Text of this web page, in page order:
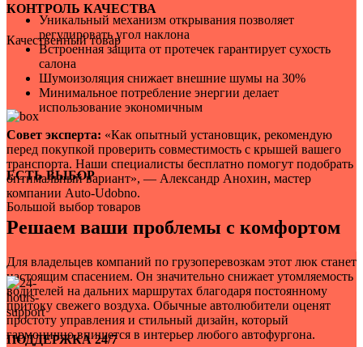
Уникальный механизм открывания позволяет
регулировать угол наклона
Встроенная защита от протечек гарантирует сухость
салона
Шумоизоляция снижает внешние шумы на 30%
Минимальное потребление энергии делает
использование экономичным
Совет эксперта: «Как опытный установщик, рекомендую
перед покупкой проверить совместимость с крышей вашего
транспорта. Наши специалисты бесплатно помогут подобрать
оптимальный вариант», — Александр Анохин, мастер
компании Auto-Udobno.
Решаем ваши проблемы с комфортом
Для владельцев компаний по грузоперевозкам этот люк станет
настоящим спасением. Он значительно снижает утомляемость
водителей на дальних маршрутах благодаря постоянному
притоку свежего воздуха. Обычные автолюбители оценят
простоту управления и стильный дизайн, который
гармонично впишется в интерьер любого автофургона.
КОНТРОЛЬ КАЧЕСТВА
Качественный товар
ЕСТЬ ВЫБОР
Большой выбор товаров
ПОДДЕРЖКА 24/7